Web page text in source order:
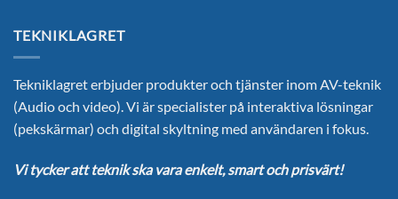
TEKNIKLAGRET
Tekniklagret erbjuder produkter och tjänster inom AV-teknik
(Audio och video). Vi är specialister på interaktiva lösningar
(pekskärmar) och digital skyltning med användaren i fokus.
Vi tycker att teknik ska vara enkelt, smart och prisvärt!